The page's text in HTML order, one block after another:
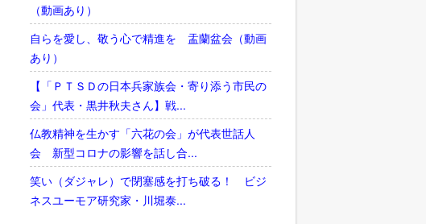
（動画あり）
自らを愛し、敬う心で精進を 盂蘭盆会（動画
あり）
【「ＰＴＳＤの日本兵家族会・寄り添う市民の
会」代表・黒井秋夫さん】戦...
仏教精神を生かす「六花の会」が代表世話人
会 新型コロナの影響を話し合...
笑い（ダジャレ）で閉塞感を打ち破る！ ビジ
ネスユーモア研究家・川堀泰...